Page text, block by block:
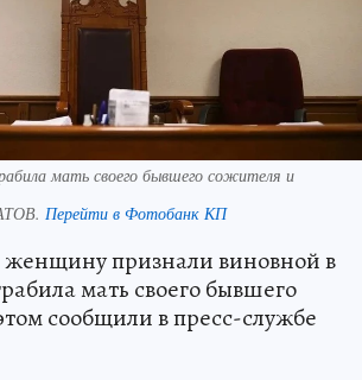
мать своего бывшего сожителя и
Перейти в Фотобанк КП
женщину признали виновной в
мать своего бывшего
сообщили в пресс-службе